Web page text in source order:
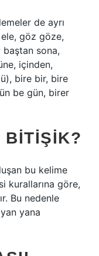
de ayrı
ele, göz göze,
sona,
içinden,
bire bir, bire
be gün, birer
BITIŞIK?
bu kelime
kurallarına göre,
Bu nedenle
yana